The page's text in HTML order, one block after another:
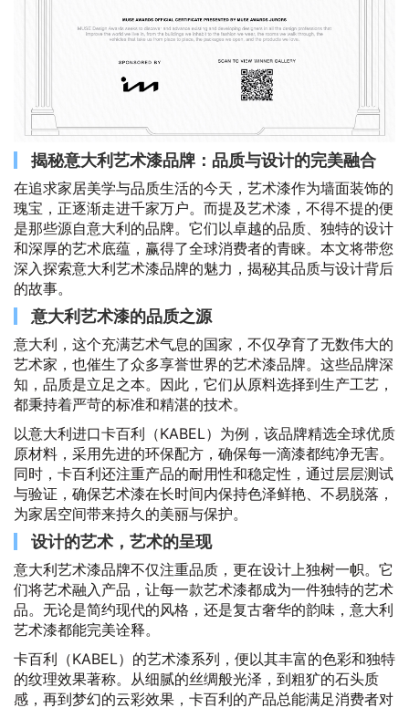
揭秘意大利艺术漆品牌：品质与设计的完美融合
在追求家居美学与品质生活的今天，艺术漆作为墙面装饰的
瑰宝，正逐渐走进千家万户。而提及艺术漆，不得不提的便
是那些源自意大利的品牌。它们以卓越的品质、独特的设计
和深厚的艺术底蕴，赢得了全球消费者的青睐。本文将带您
深入探索意大利艺术漆品牌的魅力，揭秘其品质与设计背后
的故事。
意大利艺术漆的品质之源
意大利，这个充满艺术气息的国家，不仅孕育了无数伟大的
艺术家，也催生了众多享誉世界的艺术漆品牌。这些品牌深
知，品质是立足之本。因此，它们从原料选择到生产工艺，
都秉持着严苛的标准和精湛的技术。
以意大利进口卡百利（KABEL）为例，该品牌精选全球优质
原材料，采用先进的环保配方，确保每一滴漆都纯净无害。
同时，卡百利还注重产品的耐用性和稳定性，通过层层测试
与验证，确保艺术漆在长时间内保持色泽鲜艳、不易脱落，
为家居空间带来持久的美丽与保护。
设计的艺术，艺术的呈现
意大利艺术漆品牌不仅注重品质，更在设计上独树一帜。它
们将艺术融入产品，让每一款艺术漆都成为一件独特的艺术
品。无论是简约现代的风格，还是复古奢华的韵味，意大利
艺术漆都能完美诠释。
卡百利（KABEL）的艺术漆系列，便以其丰富的色彩和独特
的纹理效果著称。从细腻的丝绸般光泽，到粗犷的石头质
感，再到梦幻的云彩效果，卡百利的产品总能满足消费者对